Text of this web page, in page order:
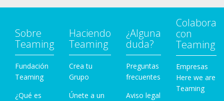
Sobre
Teaming
Fundación
Teaming
¿Qué es
Haciendo
Teaming
Crea tu
Grupo
Únete a un
¿Alguna
duda?
Preguntas
frecuentes
Aviso legal
Colabora
con
Teaming
Empresas
Here we are
Teaming